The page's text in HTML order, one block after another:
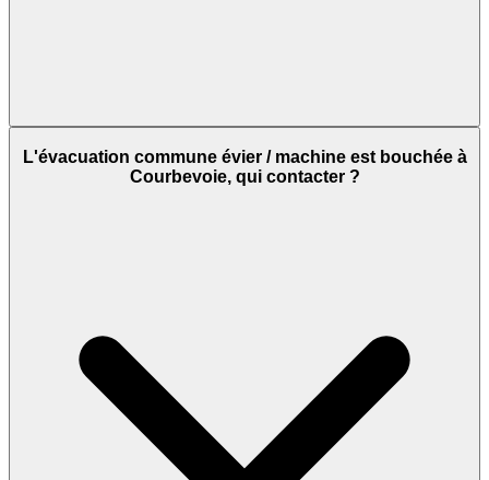
L'évacuation commune évier / machine est bouchée à
Courbevoie, qui contacter ?